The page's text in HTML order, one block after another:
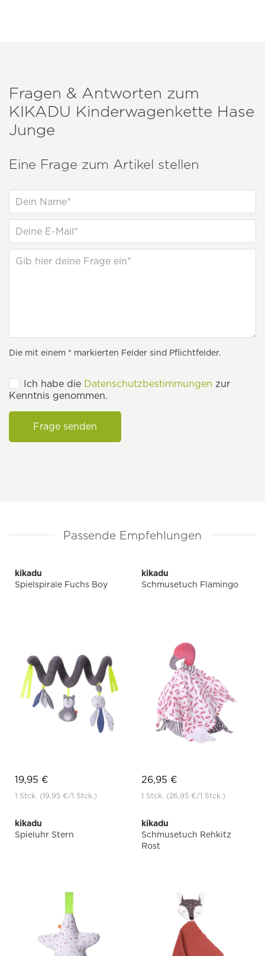
Fragen & Antworten zum
KIKADU Kinderwagenkette Hase
Junge
Eine Frage zum Artikel stellen
Die mit einem * markierten Felder sind Pflichtfelder.
Ich habe die Datenschutzbestimmungen zur
Kenntnis genommen.
Frage senden
Passende Empfehlungen
kikadu
Spielspirale Fuchs Boy
19,95 €
1 Stck. (19,95 €/1 Stck.)
kikadu
Schmusetuch Flamingo
26,95 €
1 Stck. (26,95 €/1 Stck.)
kikadu
Spieluhr Stern
kikadu
Schmusetuch Rehkitz
Rost